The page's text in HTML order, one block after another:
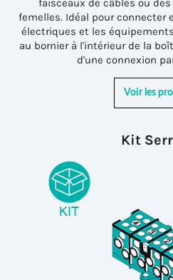
faisceaux de câbles ou
femelles. Idéal pour connecter
électriques et les
au bornier à l'intérieur de la
d'une connexion
Voir les
Kit